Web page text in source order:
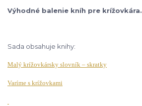
Výhodné balenie kníh pre krížovkára.
Sada obsahuje knihy:
Malý krížovkársky slovník – skratky
Varíme s krížovkami